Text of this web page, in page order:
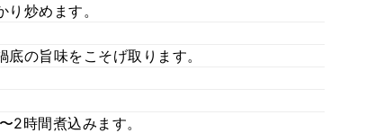
炒めます。
の旨味をこそげ取ります。
2時間煮込みます。